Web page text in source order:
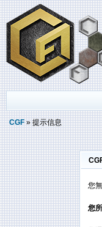
CGF» 提示信息
您
您